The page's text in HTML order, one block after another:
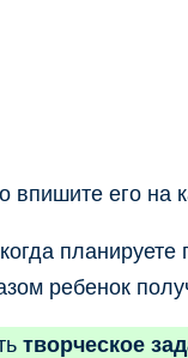
его на
ребенок
творческое